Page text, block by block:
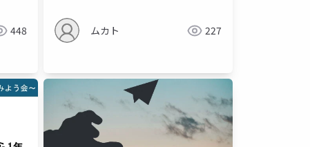
448 ムカト 227